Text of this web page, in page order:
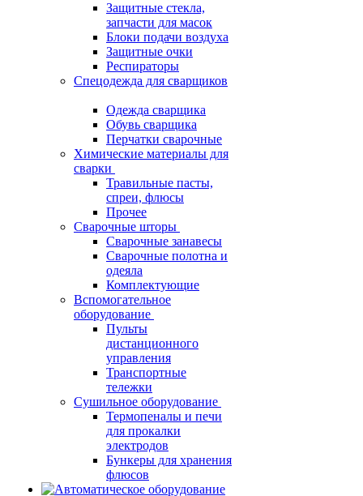
Защитные стекла,
запчасти для масок
Блоки подачи воздуха
Защитные очки
Респираторы
Спецодежда для сварщиков
Одежда сварщика
Обувь сварщика
Перчатки сварочные
Химические материалы для
сварки
Травильные пасты,
спреи, флюсы
Прочее
Сварочные шторы
Сварочные занавесы
Сварочные полотна и
одеяла
Комплектующие
Вспомогательное
оборудование
Пульты
дистанционного
управления
Транспортные
тележки
Сушильное оборудование
Термопеналы и печи
для прокалки
электродов
Бункеры для хранения
флюсов